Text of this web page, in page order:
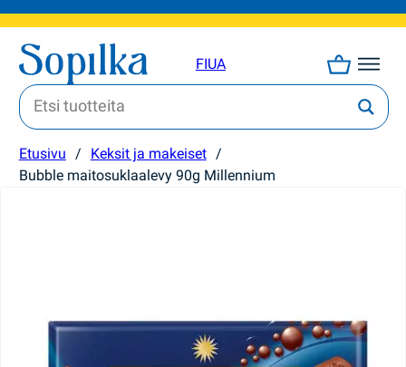
FIUA
Etusivu / Keksit ja makeiset /
Bubble maitosuklaalevy 90g Millennium